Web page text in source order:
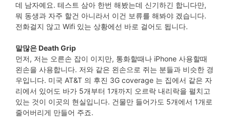
데 남자예요. 테스트 삼아 한번 해봤는데 신기하긴 합니다만,
뭐 동생과 자주 할건 아니라서 이건 보류를 해봐야 겠습니다.
전화걸지 않고 Wifi 있는 상황에선 바로 걸어도 됩니다.
말많은 Death Grip
먼저, 저는 오른손 잡이 이지만, 통화할때나 iPhone 사용할때
왼손을 사용합니다. 저와 같은 왼손으로 쥐는 분들과 비슷한 경
우입니다. 미국 AT&T 의 후진 3G coverage 는 집에서 같은 자
리에서 있어도 바가 5개부터 1개까지 오르락 내리락을 펼치고
있는 것이 이곳의 현실입니다. 건물만 들어가도 5개에서 1개로
줄어버리게 만들어 주죠.